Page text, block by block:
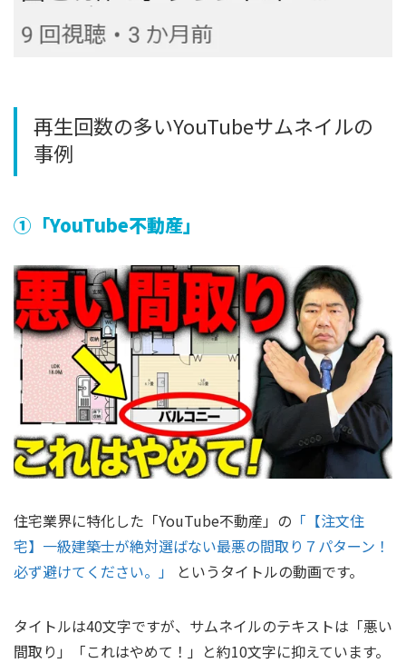
再生回数の多いYouTubeサムネイルの
事例
①「YouTube不動産」
住宅業界に特化した「YouTube不動産」の 「【注文住
宅】一級建築士が絶対選ばない最悪の間取り７パターン！
必ず避けてください。」
というタイトルの動画です。
タイトルは40文字ですが、サムネイルのテキストは「悪い
間取り」「これはやめて！」と約10文字に抑えています。